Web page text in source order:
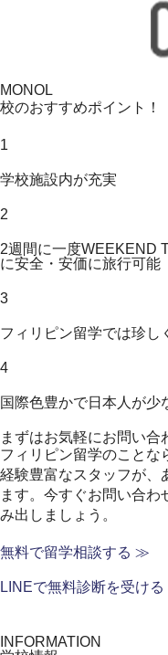
MONOL
校のおすすめポイント！
1
学校施設内が充実
2
2週間に一度WEEKEND
に安全・安価に旅行可能
3
フィリピン留学では珍し
4
国際色豊かで日本人が少
まずはお気軽にお問い合
フィリピン留学のことな
経験豊富なスタッフが、
ます。 今すぐお問い合わ
み出しましょう。
無料で留学相談する ≫
LINEで無料診断を受け
INFORMATION